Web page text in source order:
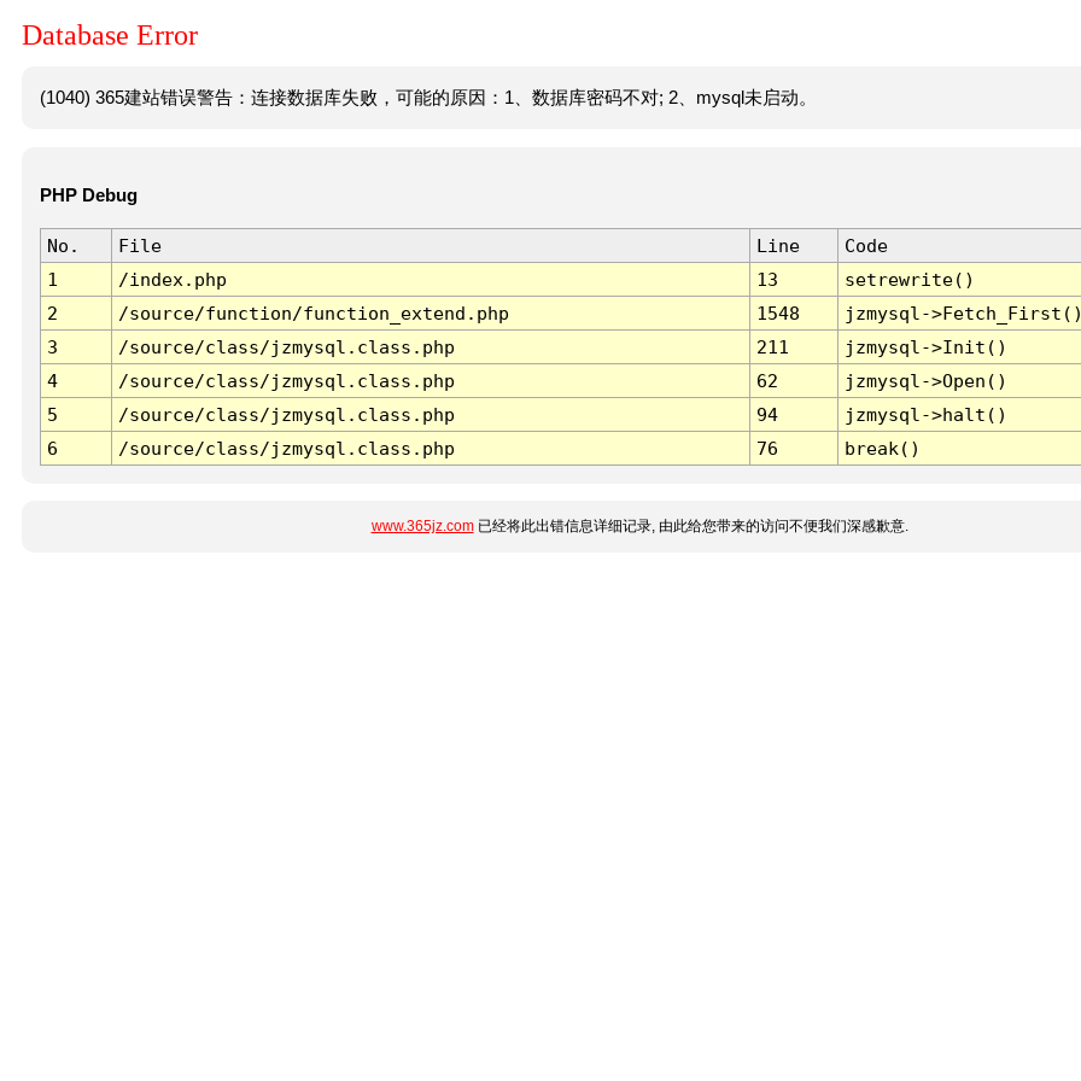
Database Error
(1040) 365建站错误警告：连接数据库失败，可能的原因：1、数据库密码不对; 2、mysql未启动。
PHP Debug
No. File Line
Code
1
/index.php 13
setrewrite()
2
/source/function/function_extend.php 1548
jzmysql-
3
/source/class/jzmysql.class.php 211
jzmysql->Init()
4
/source/class/jzmysql.class.php 62
jzmysql->Open()
5
/source/class/jzmysql.class.php 94
jzmysql->halt()
6
/source/class/jzmysql.class.php 76 break()
www.365jz.com已经将此出错信息详细记录, 由此给您带来的访问不便我们深感歉意.